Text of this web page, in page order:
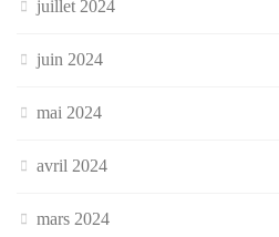
juillet 2024
juin 2024
mai 2024
avril 2024
mars 2024